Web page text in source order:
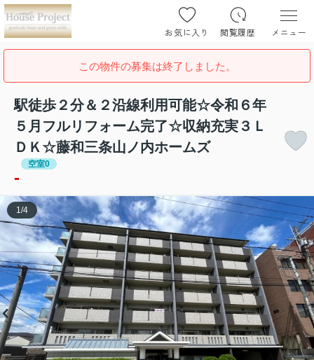
お気に入り 閲覧履歴 メニュー
この物件の募集は終了しました。
駅徒歩２分＆２沿線利用可能☆令和６年
５月フルリフォーム完了☆収納充実３Ｌ
ＤＫ☆藤和三条山ノ内ホームズ
空室0
-
1 /4